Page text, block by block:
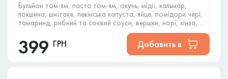
Бульйон том-ям, паста том-ям, окунь, мідії, кальмар,
локшина, шиїтаке, пекінська капуста, яйце, помідори чері,
тамаринд, рибний та соєвий соуси, вершки, норі, кінза,
399 ГРН Добавить в